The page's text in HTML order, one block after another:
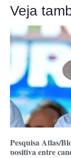
Veja
Pesquisa Atlas/
positiva entre